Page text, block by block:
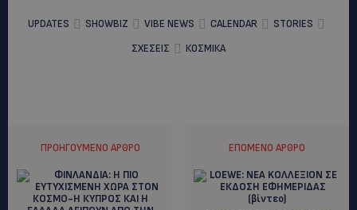
UPDATES SHOWBIZ VIBE NEWS CALENDAR
STORIES
ΣΧΕΣΕΙΣ
ΚΟΣΜΙΚΑ
ΠΡΟΗΓΟΎΜΕΝΟ ΆΡΘΡΟ ΕΠΌΜΕΝΟ ΆΡΘΡΟ